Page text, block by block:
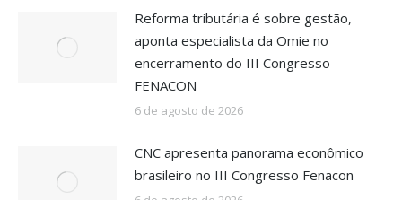
Reforma tributária é sobre gestão,
aponta especialista da Omie no
encerramento do III Congresso
FENACON
6 de agosto de 2026
CNC apresenta panorama econômico
brasileiro no III Congresso Fenacon